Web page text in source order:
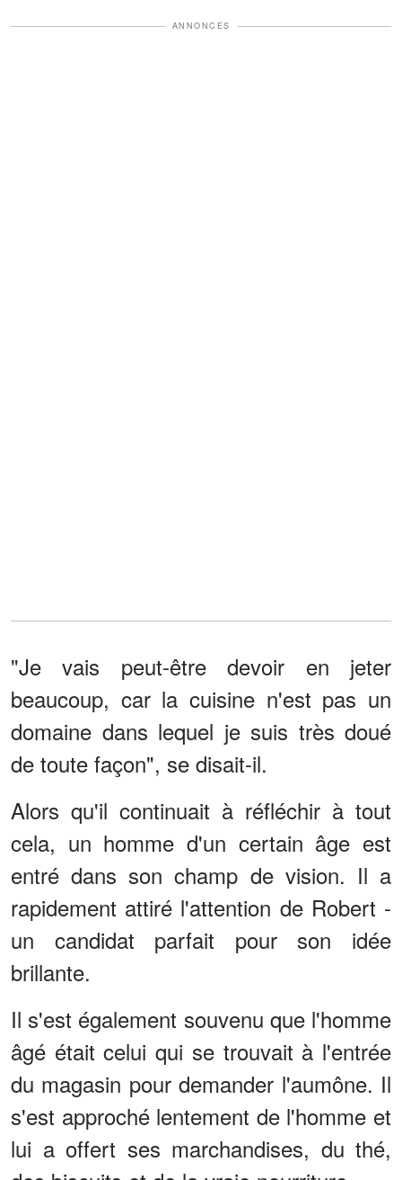
ANNONCES
"Je vais peut-être devoir en jeter
beaucoup, car la cuisine n'est pas un
domaine dans lequel je suis très doué
de toute façon", se disait-il.
Alors qu'il continuait à réfléchir à tout
cela, un homme d'un certain âge est
entré dans son champ de vision. Il a
rapidement attiré l'attention de Robert -
un candidat parfait pour son idée
brillante.
Il s'est également souvenu que l'homme
âgé était celui qui se trouvait à l'entrée
du magasin pour demander l'aumône. Il
s'est approché lentement de l'homme et
lui a offert ses marchandises, du thé,